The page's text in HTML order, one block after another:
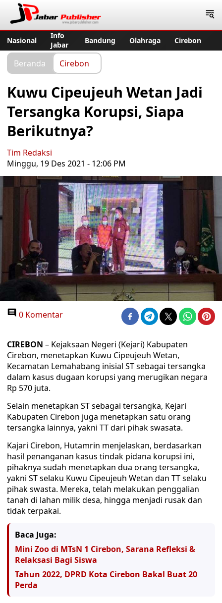
Nasional
Info
Jabar
Bandung Olahraga Cirebon
Beranda Cirebon
Kuwu Cipeujeuh Wetan Jadi
Tersangka Korupsi, Siapa
Berikutnya?
Tim Redaksi
Minggu, 19 Des 2021 - 12:06 PM
0 Komentar
CIREBON – Kejaksaan Negeri (Kejari) Kabupaten
Cirebon, menetapkan Kuwu Cipeujeuh Wetan,
Kecamatan Lemahabang inisial ST sebagai tersangka
dalam kasus dugaan korupsi yang merugikan negara
Rp 570 juta.
Selain menetapkan ST sebagai tersangka, Kejari
Kabupaten Cirebon juga menetapkan satu orang
tersangka lainnya, yakni TT dari pihak swasata.
Kajari Cirebon, Hutamrin menjelaskan, berdasarkan
hasil penanganan kasus tindak pidana korupsi ini,
pihaknya sudah menetapkan dua orang tersangka,
yakni ST selaku Kuwu Cipeujeuh Wetan dan TT selaku
pihak swasta. Mereka, telah melakukan penggalian
tanah di lahan milik desa, hingga menjadi rusak dan
tidak terpakai.
Baca Juga:
Mini Zoo di MTsN 1 Cirebon, Sarana Refleksi &
Relaksasi Bagi Siswa
Tahun 2022, DPRD Kota Cirebon Bakal Buat 20
Perda